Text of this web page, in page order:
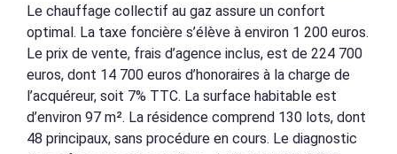
Le chauffage collectif au gaz assure un confort
optimal. La taxe foncière s’élève à environ 1 200 euros.
Le prix de vente, frais d’agence inclus, est de 224 700
euros, dont 14 700 euros d’honoraires à la charge de
l’acquéreur, soit 7% TTC. La surface habitable est
d’environ 97 m². La résidence comprend 130 lots, dont
48 principaux, sans procédure en cours. Le diagnostic